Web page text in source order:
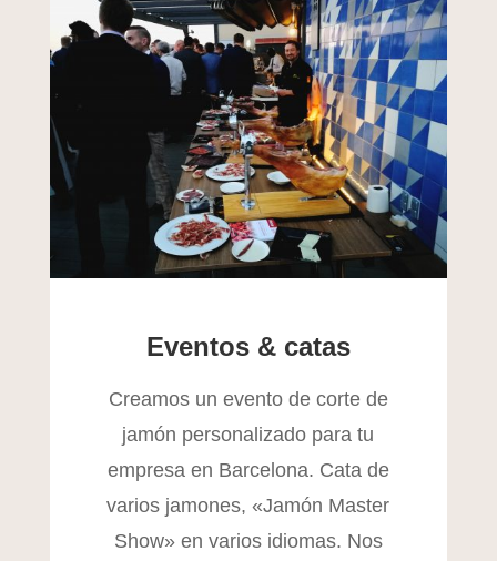
Eventos & catas
Creamos un evento de corte de
jamón personalizado para tu
empresa en Barcelona. Cata de
varios jamones, «Jamón Master
Show» en varios idiomas. Nos